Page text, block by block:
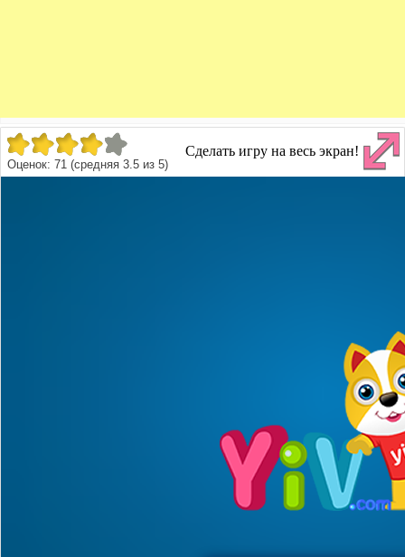
Оценок: 71 (средняя 3.5 из 5)
Сделать игру на весь экран!